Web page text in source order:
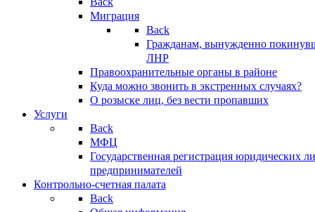
Миграция
Back
Гражданам, вынужденно
ЛНР
Правоохранительные органы в районе
Куда можно звонить в экстренных случаях?
О розыске лиц, без вести пропавших
Услуги
Back
МФЦ
Государственная регистрация юридических
предпринимателей
Контрольно-счетная палата
Back